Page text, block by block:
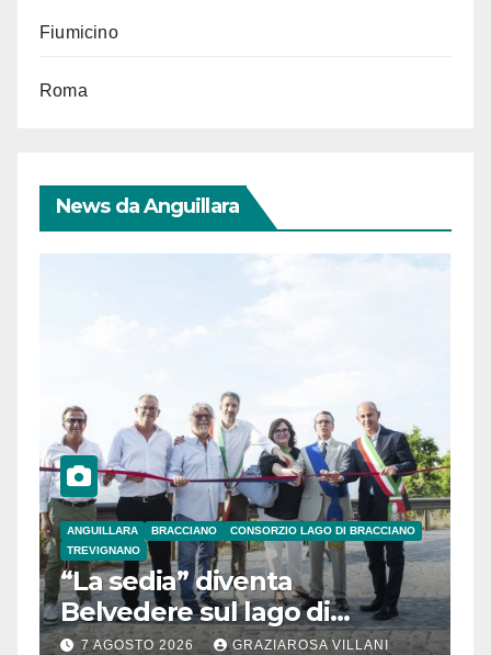
Fiumicino
Roma
News da Anguillara
ANGUILLARA BRACCIANO
CONSORZIO LAGO DI BRACCIANO
TREVIGNANO
“La sedia” diventa
Belvedere sul lago di
Bracciano: ieri
7 AGOSTO 2026 GRAZIAROSA VILLANI